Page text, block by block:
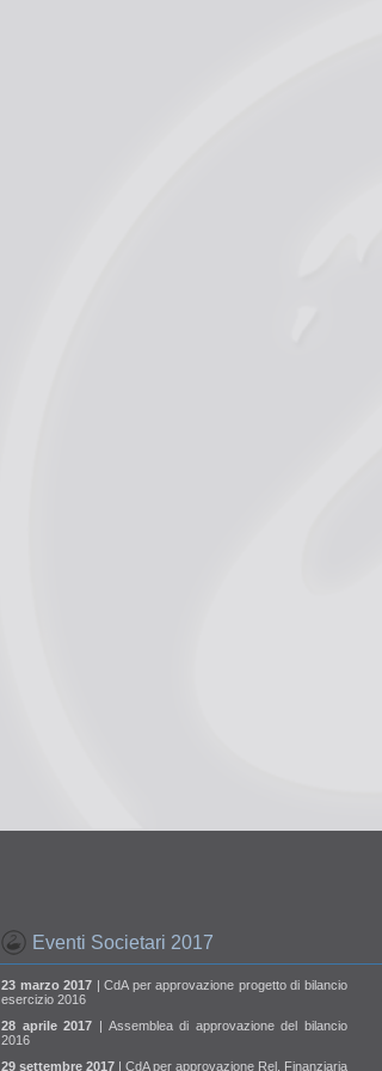
Eventi Societari 2017
23 marzo 2017 | CdA per approvazione progetto di bilancio
esercizio 2016
28 aprile 2017 | Assemblea di approvazione del bilancio
2016
29 settembre 2017 | CdA per approvazione Rel. Finanziaria